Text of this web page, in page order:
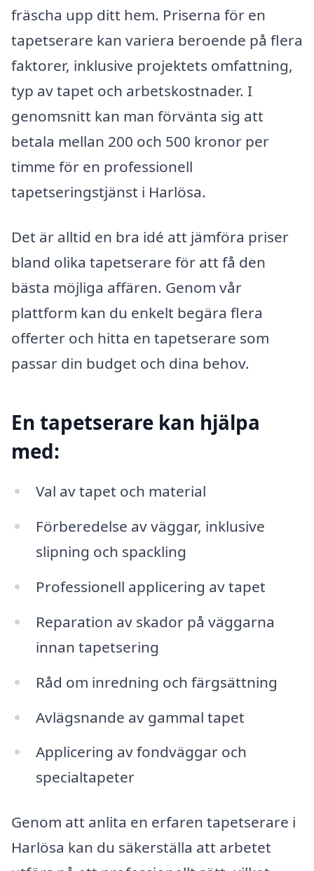
fräscha upp ditt hem. Priserna för en
tapetserare kan variera beroende på flera
faktorer, inklusive projektets omfattning,
typ av tapet och arbetskostnader. I
genomsnitt kan man förvänta sig att
betala mellan 200 och 500 kronor per
timme för en professionell
tapetseringstjänst i Harlösa.
Det är alltid en bra idé att jämföra priser
bland olika tapetserare för att få den
bästa möjliga affären. Genom vår
plattform kan du enkelt begära flera
offerter och hitta en tapetserare som
passar din budget och dina behov.
En tapetserare kan hjälpa
med:
Val av tapet och material
Förberedelse av väggar, inklusive
slipning och spackling
Professionell applicering av tapet
Reparation av skador på väggarna
innan tapetsering
Råd om inredning och färgsättning
Avlägsnande av gammal tapet
Applicering av fondväggar och
specialtapeter
Genom att anlita en erfaren tapetserare i
Harlösa kan du säkerställa att arbetet